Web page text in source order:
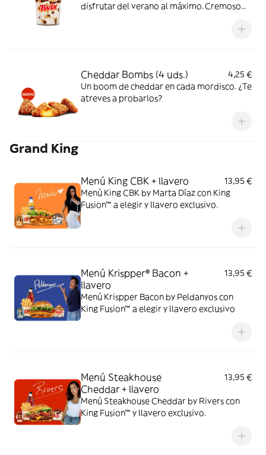
disfrutar del verano al máximo. Cremoso
Cheddar Bombs (4 uds.)
4,25 €
Un boom de cheddar en cada mordisco. ¿Te
atreves a probarlos?
Grand King
Menú King CBK + llavero
13,95 €
Menú King CBK by Marta Díaz con King
Fusion™ a elegir y llavero exclusivo.
Menú Krispper® Bacon +
llavero
13,95 €
Menú Krispper Bacon by Peldanyos con
King Fusion™ a elegir y llavero exclusivo
Menú Steakhouse
Cheddar + llavero
13,95 €
Menú Steakhouse Cheddar by Rivers con
King Fusion™ y llavero exclusivo.